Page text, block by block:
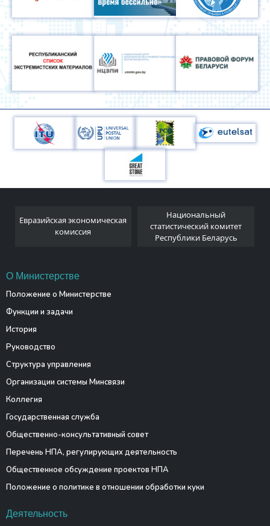
Евразийская экономическая
комиссия
Национальный
статистический комитет
Республики Беларусь
О Министерстве
Положение о Министерстве
Функции и задачи
История
Руководство
Структура управления
Организации системы Минсвязи
Коллегия
Государственная служба
Общественно-консультативный совет
Перечень НПА, регулирующих деятельность
Общественное обсуждение проектов НПА
Положение о политике в отношении обработки куки
Деятельность